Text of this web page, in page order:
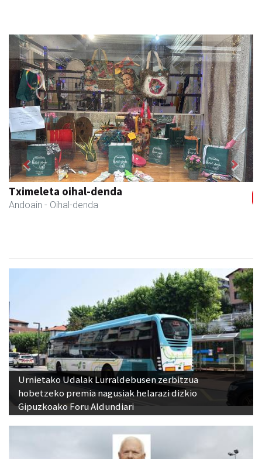
Urpa autobusak
Andoain - Autobusak
Previous Next
Urnietako Udalak Lurraldebusen zerbitzua
hobetzeko premia nagusiak helarazi dizkio
Gipuzkoako Foru Aldundiari